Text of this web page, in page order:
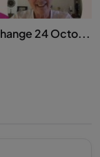
24 Octo...